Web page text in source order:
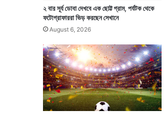
,
ভা
ঙ
র
২ বার সূর্য ডোবা দেখবে এক ছোট্ট গ্রাম, পর্যটক থেকে
ফটোগ্রাফাররা ভিড় করছেন সেখানে
August 6, 2026